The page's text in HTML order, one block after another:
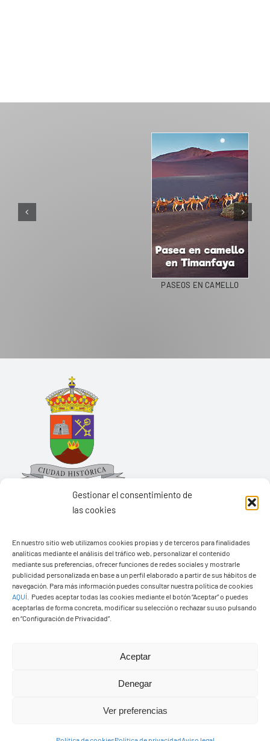
Gestionar el consentimiento de
las cookies
En nuestro sitio web utilizamos cookies propias y de terceros para finalidades
analíticas mediante el análisis del tráfico web, personalizar el contenido
mediante sus preferencias, ofrecer funciones de redes sociales y mostrarle
publicidad personalizada en base a un perfil elaborado a partir de sus hábitos de
navegación. Para más información puedes consultar nuestra política de cookies
AQUÍ
Puedes aceptar todas las cookies mediante el botón “Aceptar” o puedes
aceptarlas de forma concreta, modificar su selección o rechazar su uso pulsando
en “Configuración de Privacidad”.
Aceptar
Denegar
Ver preferencias
PASEOS EN CAMELLO
Ayuntamiento de Yaiza
Pza. de Los Remedios, 1
35570 – Yaiza
Tel:928 83 62 20
derechos reservads
Diseño web Solucionet.com&